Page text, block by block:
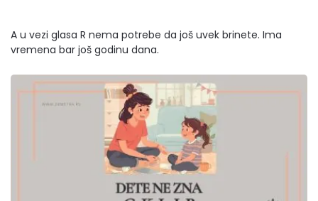
A u vezi glasa R nema potrebe da još uvek brinete. Ima
vremena bar još godinu dana.